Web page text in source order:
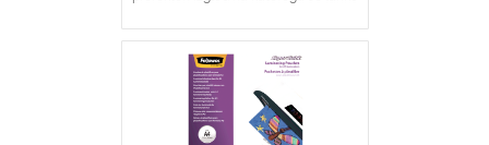
Idealno za obvestila, slike
Zagotavljanje osnovne zaščite
dokumentov